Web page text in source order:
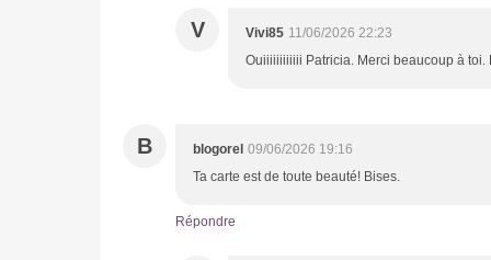
V Vivi85 11/06/2026 22:23
Ouiiiiiiiiiiii Patricia. Merci beaucoup à toi.
B blogorel 09/06/2026 19:16
Ta carte est de toute beauté! Bises.
Répondre